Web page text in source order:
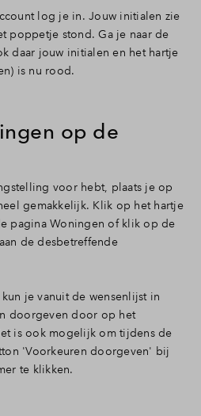
log je in. Jouw initialen zie
poppetje stond. Ga je naar de
daar jouw initialen en het hartje
is nu rood.
op de
voor hebt, plaats je op
gemakkelijk. Klik op het hartje
pagina Woningen of klik op de
de desbetreffende
je vanuit de wensenlijst in
doorgeven door op het
is ook mogelijk om tijdens de
'Voorkeuren doorgeven' bij
te klikken.